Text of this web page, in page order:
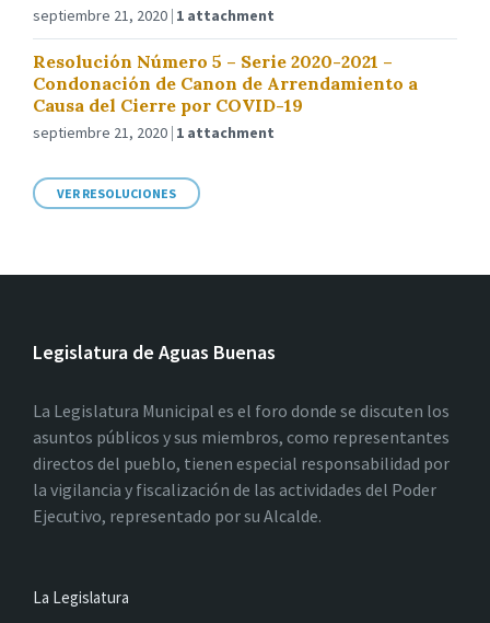
septiembre 21, 2020 1 attachment
Resolución Número 5 – Serie 2020-2021 –
Condonación de Canon de Arrendamiento a
Causa del Cierre por COVID-19
septiembre 21, 2020 1 attachment
VER RESOLUCIONES
Legislatura de Aguas Buenas
La Legislatura Municipal es el foro donde se discuten los
asuntos públicos y sus miembros, como representantes
directos del pueblo, tienen especial responsabilidad por
la vigilancia y fiscalización de las actividades del Poder
Ejecutivo, representado por su Alcalde.
La Legislatura